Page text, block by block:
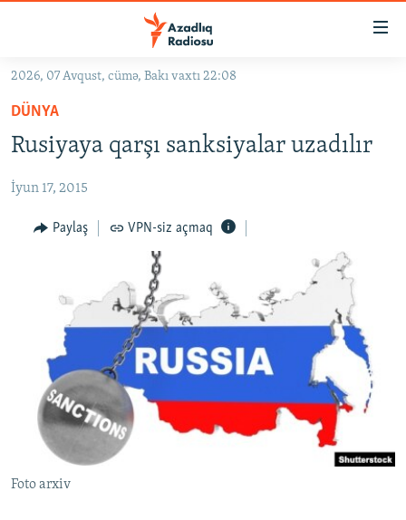
Əsas
qayıt
Əsas
naviqasiyaya
qayıt
KORRUPSIOMETR
#ƏSLINDƏ
FƏRQƏ BAX
ARAŞDIRMA
MULTIMEDIA
VIDEO
FOTOQALEREYA
İNFOQRAFIKA
KARIKATURA
RADIO ARXIV
OXU ZALI
AZƏRBAYCAN ƏDƏBIYYATI KITABXANASI
İSLAM VƏ DEMOKRATIYA
İZ - MƏDƏNIYYƏT PROQRAMI
HAQQIMIZDA
MISSIYAMIZ
PEŞƏ ETIKASI VƏ JURNALISTIKA STANDARTLARIMIZ
MATERIALLARIMIZDAN ISTIFADƏ
BIZI IZLƏ
2026, 07 Avqust, cümə, Bakı vaxtı 22:08
DÜNYA
Rusiyaya qarşı sanksiyalar uzadılır
İyun 17, 2015
Paylaş VPN-siz açmaq
Foto arxiv